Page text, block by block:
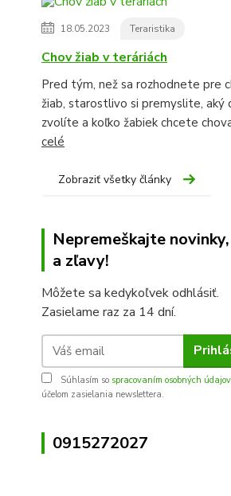
18.05.2023 Teraristika
Chov žiab v teráriách
Pred tým, než sa rozhodnete pre
žiab, starostlivo si premyslite, aký
zvolíte a koľko žabiek chcete
celé
Zobraziť všetky články
Nepremeškajte
a zľavy!
Môžete sa kedykoľvek odhlásiť.
Zasielame raz za 14 dní.
Súhlasím so spracovaním osobných údajov
účelom zasielania newslettera.
0915272027